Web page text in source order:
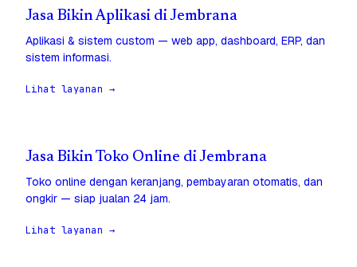
Jasa Bikin Aplikasi di Jembrana
Aplikasi & sistem custom — web app, dashboard, ERP, dan
sistem informasi.
Lihat layanan →
Jasa Bikin Toko Online di Jembrana
Toko online dengan keranjang, pembayaran otomatis, dan
ongkir — siap jualan 24 jam.
Lihat layanan →